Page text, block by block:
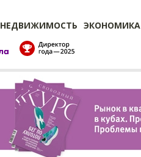
НЕДВИЖИМОСТЬ ЭКОНОМИКА